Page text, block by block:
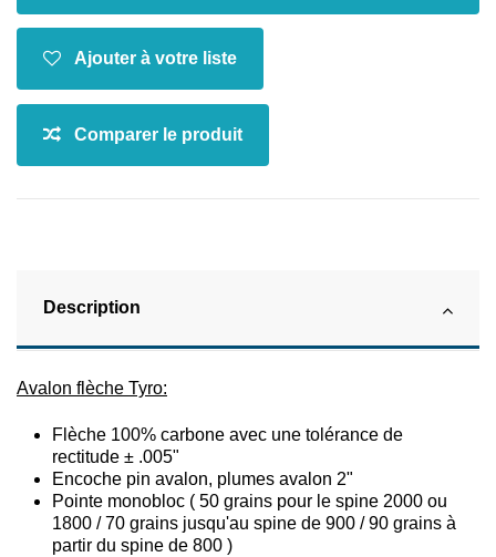
Description
Avalon flèche Tyro:
Flèche 100% carbone avec une tolérance de
rectitude ± .005"
Encoche pin avalon, plumes avalon 2"
Pointe monobloc ( 50 grains pour le spine 2000 ou
1800 / 70 grains jusqu'au spine de 900 / 90 grains à
partir du spine de 800 )